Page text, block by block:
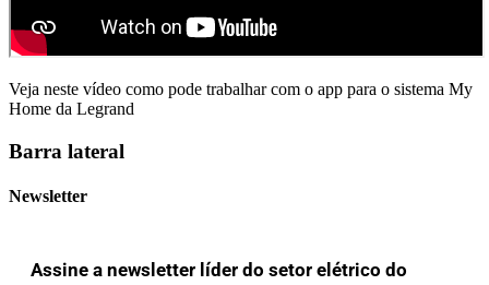
Veja neste vídeo como pode trabalhar com o app para o sistema My
Home da Legrand
Barra lateral
Newsletter
Assine a newsletter líder do setor elétrico do